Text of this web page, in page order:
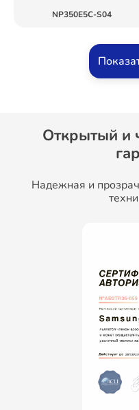
NP350E5C-S04
Открытый и
Надежная и